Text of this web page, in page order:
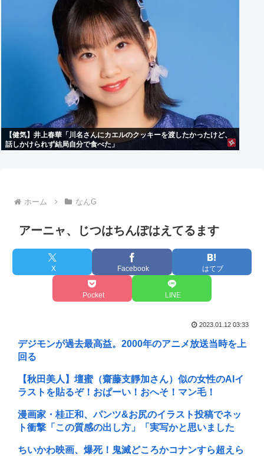
【健気】井上春華「川名さんにカエルのクッキーを渡したかったけど、
話しかけられず結局自分で食べた」
ホーム なんG
アーニャ、じつはちんぽはえてるます
X Facebook はてブ
Pocket LINE
2023.01.12 03:33
デジモンが過去最高益。2000年のアニメ放送当時を上
回る
【秋田美人】壇蜜（齋藤支靜加さん）似の女性のAIイ
ラストを貼るぞ！おぱーい！おへそ！マン毛！
漫画家・桂正和、パンツ&お尻のイラスト投稿でネッ
ト衝撃「この質感の出し方」「実写かと思いました
ちいかわ映画、爆死！鬼滅どころかコナンすら超えら